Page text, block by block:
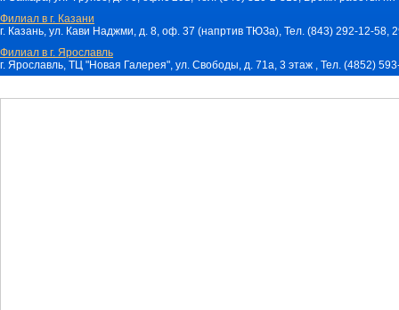
Филиал в г. Казани
г. Казань, ул. Кави Наджми, д. 8, оф. 37 (напртив ТЮЗа), Тел. (843) 292-12-
Филиал в г. Ярославль
г. Ярославль, ТЦ "Новая Галерея", ул. Свободы, д. 71a, 3 этаж , Тел. (4852)